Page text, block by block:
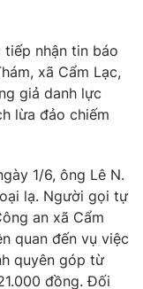
tiếp nhận tin báo
xã Cẩm Lạc,
giả danh lực
lừa đảo chiếm
1/6, ông Lê N.
lạ. Người gọi tự
an xã Cẩm
quan đến vụ việc
quyên góp từ
đồng. Đối